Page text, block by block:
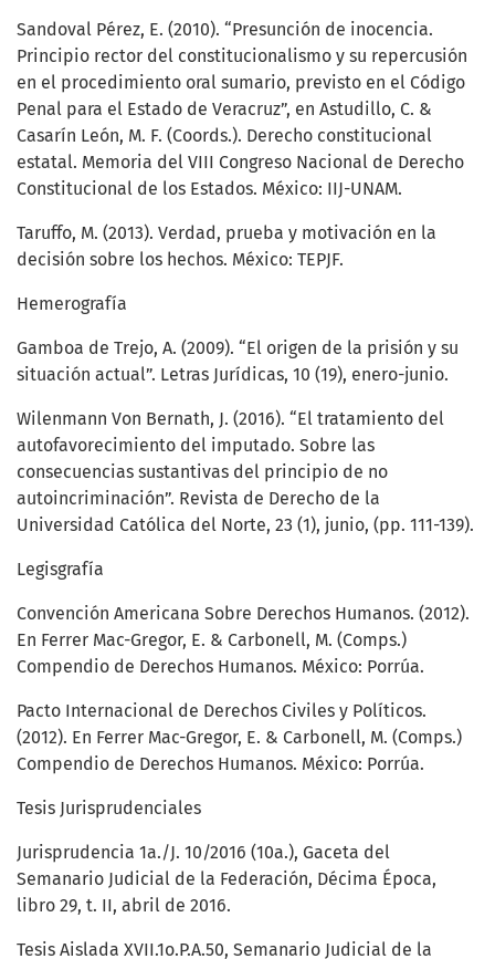
Sandoval Pérez, E. (2010). “Presunción de inocencia.
Principio rector del constitucionalismo y su repercusión
en el procedimiento oral sumario, previsto en el Código
Penal para el Estado de Veracruz”, en Astudillo, C. &
Casarín León, M. F. (Coords.). Derecho constitucional
estatal. Memoria del VIII Congreso Nacional de Derecho
Constitucional de los Estados. México: IIJ-UNAM.
Taruffo, M. (2013). Verdad, prueba y motivación en la
decisión sobre los hechos. México: TEPJF.
Hemerografía
Gamboa de Trejo, A. (2009). “El origen de la prisión y su
situación actual”. Letras Jurídicas, 10 (19), enero-junio.
Wilenmann Von Bernath, J. (2016). “El tratamiento del
autofavorecimiento del imputado. Sobre las
consecuencias sustantivas del principio de no
autoincriminación”. Revista de Derecho de la
Universidad Católica del Norte, 23 (1), junio, (pp. 111-139).
Legisgrafía
Convención Americana Sobre Derechos Humanos. (2012).
En Ferrer Mac-Gregor, E. & Carbonell, M. (Comps.)
Compendio de Derechos Humanos. México: Porrúa.
Pacto Internacional de Derechos Civiles y Políticos.
(2012). En Ferrer Mac-Gregor, E. & Carbonell, M. (Comps.)
Compendio de Derechos Humanos. México: Porrúa.
Tesis Jurisprudenciales
Jurisprudencia 1a./J. 10/2016 (10a.), Gaceta del
Semanario Judicial de la Federación, Décima Época,
libro 29, t. II, abril de 2016.
Tesis Aislada XVII.1o.P.A.50, Semanario Judicial de la